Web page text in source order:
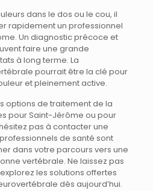
dans le dos ou le cou, il
rapidement un professionnel
Un diagnostic précoce et
faire une grande
à long terme. La
pourrait être la clé pour
et pleinement active.
options de traitement de la
pour Saint-Jérôme ou pour
pas à contacter une
de santé sont
dans votre parcours vers une
vertébrale. Ne laissez pas
les solutions offertes
dès aujourd’hui.